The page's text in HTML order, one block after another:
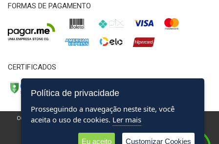
FORMAS DE PAGAMENTO
CERTIFICADOS
COPYRIGHT @2024 CENTRO EDUCACIONAL DO SERVIÇO PÚBLICO - CNPJ
TERMOS DE USOEPOLÍTICA DE PRIVACIDADE
Política de privacidade
Prosseguindo a navegação neste site, você
aceita o uso de cookies. Ler mais
Eu aceito Customizar Cookies